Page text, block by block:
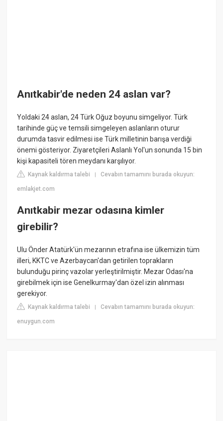
Anıtkabir'de neden 24 aslan var?
Yoldaki 24 aslan, 24 Türk Oğuz boyunu simgeliyor. Türk
tarihinde güç ve temsili simgeleyen aslanların oturur
durumda tasvir edilmesi ise Türk milletinin barışa verdiği
önemi gösteriyor. Ziyaretçileri Aslanlı Yol'un sonunda 15 bin
kişi kapasiteli tören meydanı karşılıyor.
Kaynak kaldırma talebi |Cevabın tamamını burada okuyun:
emlakjet.com
Anıtkabir mezar odasına kimler
girebilir?
Ulu Önder Atatürk'ün mezarının etrafına ise ülkemizin tüm
illeri, KKTC ve Azerbaycan'dan getirilen toprakların
bulunduğu pirinç vazolar yerleştirilmiştir. Mezar Odası'na
girebilmek için ise Genelkurmay'dan özel izin alınması
gerekiyor.
Kaynak kaldırma talebi |Cevabın tamamını burada okuyun:
enuygun.com